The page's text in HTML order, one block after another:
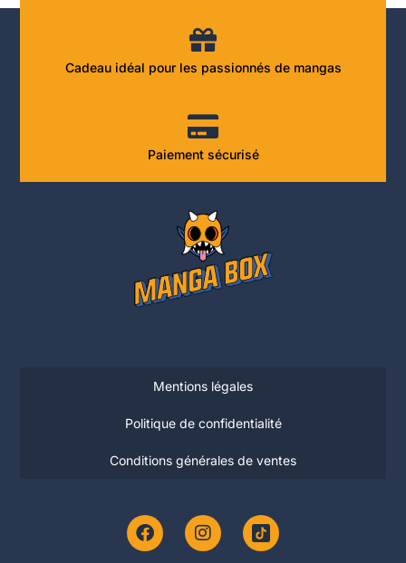
Cadeau idéal pour les passionnés de mangas
Paiement sécurisé
Mentions légales
Politique de confidentialité
Conditions générales de ventes